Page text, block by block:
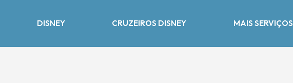
DISNEY CRUZEIROS DISNEY MAIS SERVIÇOS